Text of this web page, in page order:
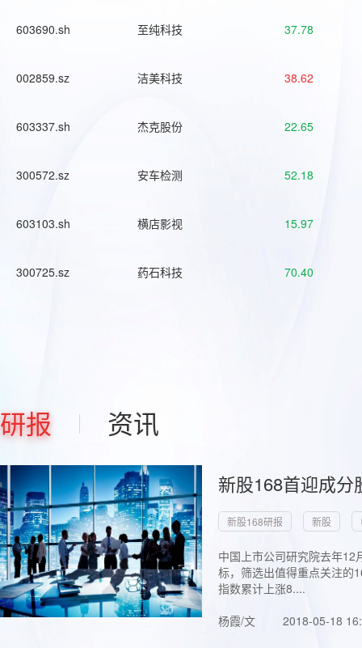
603690.sh 至纯科技 37.78
002859.sz 洁美科技 38.62
603337.sh 杰克股份 22.65
300572.sz 安车检测 52.18
603103.sh 横店影视 15.97
300725.sz 药石科技 70.40
研报 资讯
新股168首迎成
新股168研报 新股
中国上市公司研究院去年
标，筛选出值得重点关注的
指数累计上涨8....
杨霞/文
2018-05-18